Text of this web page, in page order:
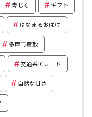
青じそ ギフト
はなまるおばけ
多摩市買取
交通系ICカード
自然な甘さ